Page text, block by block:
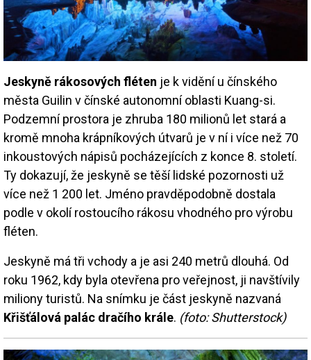
Jeskyně rákosových fléten je k vidění u čínského
města Guilin v čínské autonomní oblasti Kuang-si.
Podzemní prostora je zhruba 180 milionů let stará a
kromě mnoha krápníkových útvarů je v ní i více než 70
inkoustových nápisů pocházejících z konce 8. století.
Ty dokazují, že jeskyně se těší lidské pozornosti už
více než 1 200 let. Jméno pravděpodobně dostala
podle v okolí rostoucího rákosu vhodného pro výrobu
fléten.
Jeskyně má tři vchody a je asi 240 metrů dlouhá. Od
roku 1962, kdy byla otevřena pro veřejnost, ji navštívily
miliony turistů. Na snímku je část jeskyně nazvaná
Křišťálová palác dračího krále. (foto: Shutterstock)